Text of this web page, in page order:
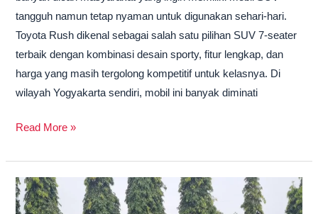
tangguh namun tetap nyaman untuk digunakan sehari-hari.
Toyota Rush dikenal sebagai salah satu pilihan SUV 7-seater
terbaik dengan kombinasi desain sporty, fitur lengkap, dan
harga yang masih tergolong kompetitif untuk kelasnya. Di
wilayah Yogyakarta sendiri, mobil ini banyak diminati
2025
Lengkap
Semua
Tipe
Read More »
Toyota
Fortuner